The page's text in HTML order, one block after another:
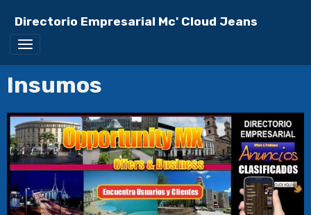
Directorio Empresarial Mc' Cloud Jeans
Insumos